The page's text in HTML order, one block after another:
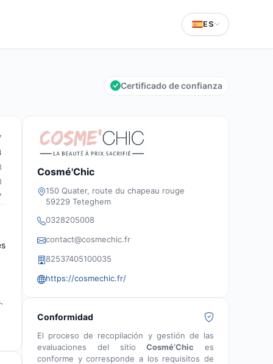
ES
Certificado de confianza
Cosmé'Chic
150 Quater, route du chapeau rouge
59229 Teteghem
0328205008
contact@cosmechic.fr
82537405100035
https://cosmechic.fr/
Conformidad
El proceso de recopilación y gestión de las
evaluaciones del sitioCosmé’Chic es
conforme y corresponde a los requisitos de